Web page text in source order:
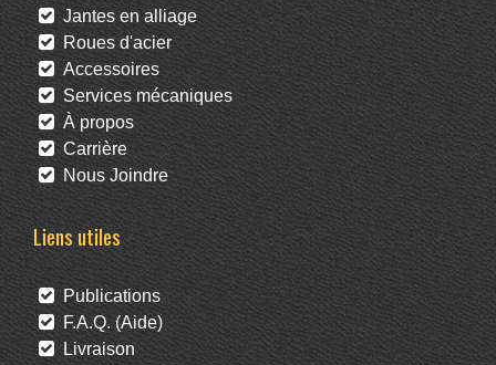
Jantes en alliage
Roues d'acier
Accessoires
Services mécaniques
À propos
Carrière
Nous Joindre
Liens utiles
Publications
F.A.Q. (Aide)
Livraison